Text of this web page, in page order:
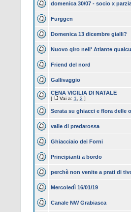
domenica 30/07 - socio x
Furggen
Domenica 13 dicembre gialli?
Nuovo giro nell' Atlante
Friend del nord
Gallivaggio
CENA VIGILIA DI NATALE
[ Vai a: 1 2 ]
Serata su ghiacci e flora delle
valle di predarossa
Ghiacciaio dei Forni
Principianti a bordo
perchè non venite a prati di
Mercoledì 16/01/19
Canale NW Grabiasca